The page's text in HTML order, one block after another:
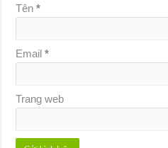
Tên*
Email*
Trang web